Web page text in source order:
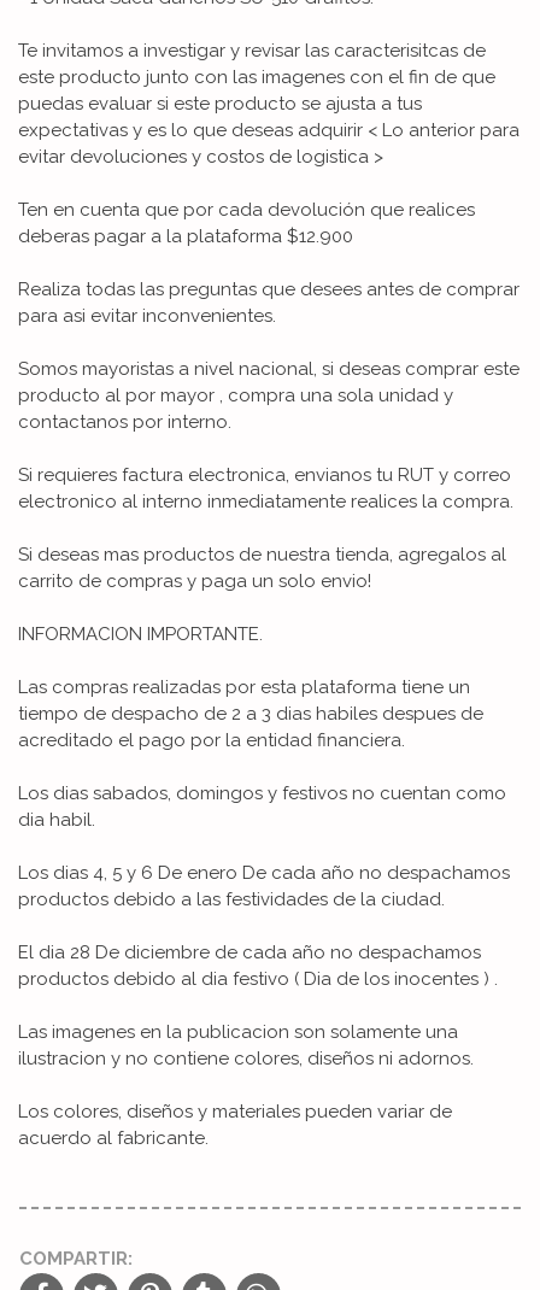
Te invitamos a investigar y revisar las caracterisitcas de
este producto junto con las imagenes con el fin de que
puedas evaluar si este producto se ajusta a tus
expectativas y es lo que deseas adquirir < Lo anterior para
evitar devoluciones y costos de logistica >
Ten en cuenta que por cada devolución que realices
deberas pagar a la plataforma $12.900
Realiza todas las preguntas que desees antes de comprar
para asi evitar inconvenientes.
Somos mayoristas a nivel nacional, si deseas comprar este
producto al por mayor , compra una sola unidad y
contactanos por interno.
Si requieres factura electronica, envianos tu RUT y correo
electronico al interno inmediatamente realices la compra.
Si deseas mas productos de nuestra tienda, agregalos al
carrito de compras y paga un solo envio!
INFORMACION IMPORTANTE.
Las compras realizadas por esta plataforma tiene un
tiempo de despacho de 2 a 3 dias habiles despues de
acreditado el pago por la entidad financiera.
Los dias sabados, domingos y festivos no cuentan como
dia habil.
Los dias 4, 5 y 6 De enero De cada año no despachamos
productos debido a las festividades de la ciudad.
El dia 28 De diciembre de cada año no despachamos
productos debido al dia festivo ( Dia de los inocentes ) .
Las imagenes en la publicacion son solamente una
ilustracion y no contiene colores, diseños ni adornos.
Los colores, diseños y materiales pueden variar de
acuerdo al fabricante.
COMPARTIR: